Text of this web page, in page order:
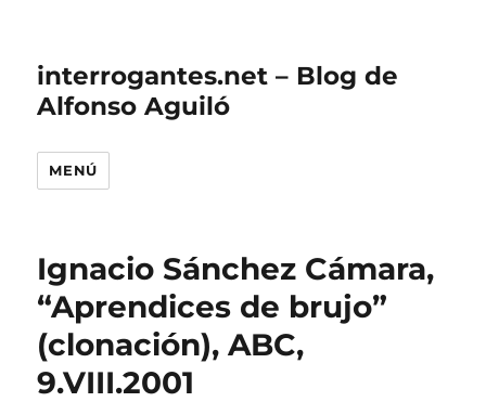
interrogantes.net – Blog de
Alfonso Aguiló
MENÚ
Ignacio Sánchez Cámara,
“Aprendices de brujo”
(clonación), ABC,
9.VIII.2001